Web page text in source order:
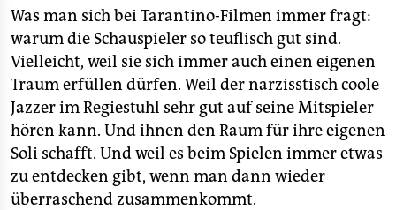
Was man sich bei Tarantino-Filmen immer fragt:
warum die Schauspieler so teuflisch gut sind.
Vielleicht, weil sie sich immer auch einen eigenen
Traum erfüllen dürfen. Weil der narzisstisch coole
Jazzer im Regiestuhl sehr gut auf seine Mitspieler
hören kann. Und ihnen den Raum für ihre eigenen
Soli schafft. Und weil es beim Spielen immer etwas
zu entdecken gibt, wenn man dann wieder
überraschend zusammenkommt.